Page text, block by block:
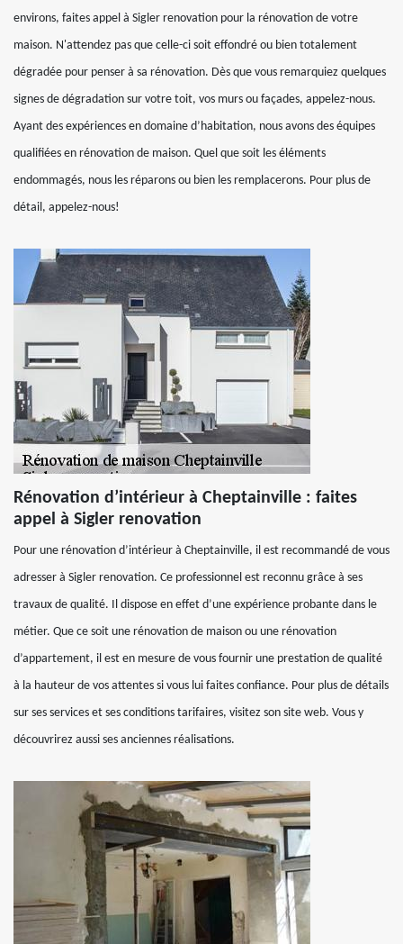
environs, faites appel à Sigler renovation pour la rénovation de votre
maison. N'attendez pas que celle-ci soit effondré ou bien totalement
dégradée pour penser à sa rénovation. Dès que vous remarquiez quelques
signes de dégradation sur votre toit, vos murs ou façades, appelez-nous.
Ayant des expériences en domaine d’habitation, nous avons des équipes
qualifiées en rénovation de maison. Quel que soit les éléments
endommagés, nous les réparons ou bien les remplacerons. Pour plus de
détail, appelez-nous!
Rénovation d’intérieur à Cheptainville : faites
appel à Sigler renovation
Pour une rénovation d’intérieur à Cheptainville, il est recommandé de vous
adresser à Sigler renovation. Ce professionnel est reconnu grâce à ses
travaux de qualité. Il dispose en effet d’une expérience probante dans le
métier. Que ce soit une rénovation de maison ou une rénovation
d’appartement, il est en mesure de vous fournir une prestation de qualité
à la hauteur de vos attentes si vous lui faites confiance. Pour plus de détails
sur ses services et ses conditions tarifaires, visitez son site web. Vous y
découvrirez aussi ses anciennes réalisations.